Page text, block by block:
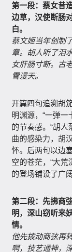
第一段：蔡女昔
边草，汉使断肠
白。
蔡文姬当年创制
章。胡人听了泪
女肝肠寸断。古
雪漫天。
开篇四句追溯胡
明渊源，“一弹一
的节奏感。“胡人
曲的感染力，胡
怀。后两句以边
空的苍茫，“大荒
的登场铺设了广
第二段：先拂商
明，深山窃听来
情。
他先拨动商弦再
啊，技艺通神，